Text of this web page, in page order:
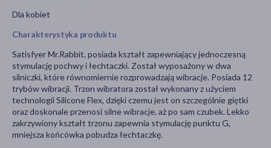
Dla kobiet
Charakterystyka produktu
Satisfyer Mr.Rabbit, posiada kształt zapewniający jednoczesną
stymulację pochwy i łechtaczki. Został wyposażony w dwa
silniczki, które równomiernie rozprowadzają wibracje. Posiada 12
trybów wibracji. Trzon wibratora został wykonany z użyciem
technologii Silicone Flex, dzięki czemu jest on szczególnie giętki
oraz doskonale przenosi silne wibracje, aż po sam czubek. Lekko
zakrzywiony kształt trzonu zapewnia stymulację punktu G,
mniejsza końcówka pobudza łechtaczkę.